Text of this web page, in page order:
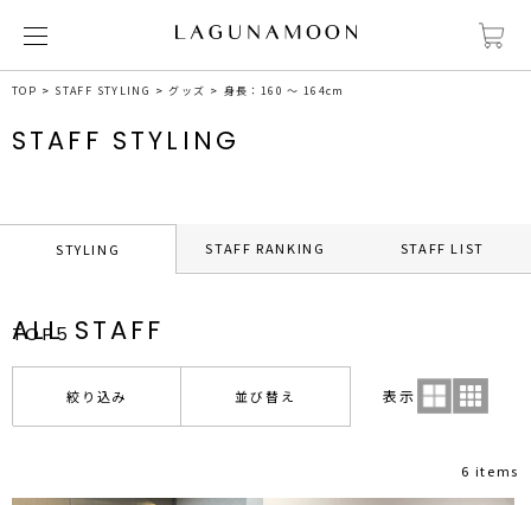
TOP STAFF STYLING グッズ 身長：160 ～ 164cm
STAFF STYLING
STYLING STAFF RANKING STAFF LIST
TOP5
ALL STAFF
絞り込み 並び替え 表示
6 items